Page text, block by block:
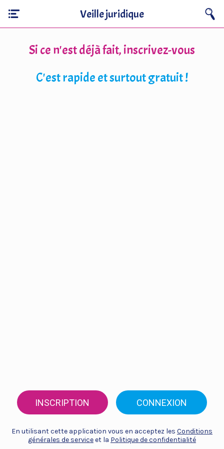
Veille juridique
Si ce n'est déjà fait, inscrivez-vous
C'est rapide et surtout gratuit !
INSCRIPTION CONNEXION
En utilisant cette application vous en acceptez les Conditions
générales de serviceet la Politique de confidentialité